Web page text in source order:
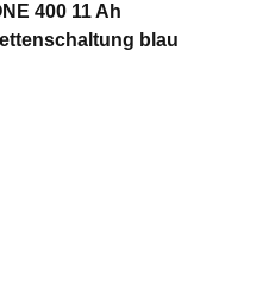
400 11 Ah
blau